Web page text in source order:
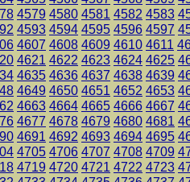
4579 4580 4581 4582 4583
4593 4594 4595 4596 4597
4607 4608 4609 4610 4611
4621 4622 4623 4624 4625
4635 4636 4637 4638 4639
4649 4650 4651 4652 4653
4663 4664 4665 4666 4667
4677 4678 4679 4680 4681
4691 4692 4693 4694 4695
4705 4706 4707 4708 4709
4719 4720 4721 4722 4723